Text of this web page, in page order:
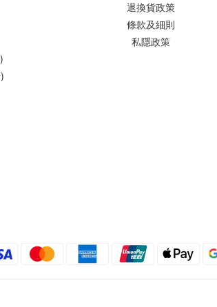
退換貨政策
條款及細則
私隱政策